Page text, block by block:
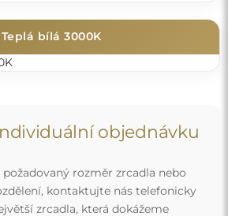
Teplá bílá 3000K
objednávku
rozměr zrcadla nebo
kontaktujte nás telefonicky
zrcadla, která dokážeme